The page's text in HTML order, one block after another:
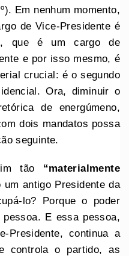
Em nenhum momento,
de Vice-Presidente é
que é um cargo de
e por isso mesmo, é
crucial: é o segundo
Ora, diminuir o
de energúmeno,
dois mandatos possa
seguinte.
tão “materialmente
um antigo Presidente da
lo? Porque o poder
E essa pessoa,
Presidente, continua a
controla o partido, as